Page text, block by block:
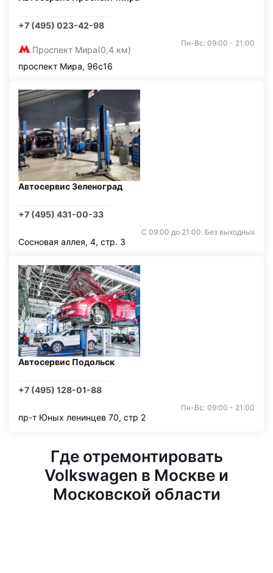
+7 (495) 023-42-98
Проспект Мира(0,4 км)
Пн-Вс: 09:00 - 21:00
проспект Мира, 96с16
Автосервис Зеленоград
+7 (495) 431-00-33
С 09:00 до 21:00. Без выходных
Сосновая аллея, 4, стр. 3
Автосервис Подольск
+7 (495) 128-01-88
Пн-Вс: 09:00 - 21:00
пр-т Юных ленинцев 70, стр 2
Где отремонтировать
Volkswagen в Москве и
Московской области